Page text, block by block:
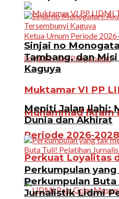
Muktamar VI PP
Muhammad Ikram
Periode 2026-
Perkuat Loyalitas
Sinjai no
Tambang, dan
Kaguya
Meniti Jalan Ilahi:
Dunia dan Akhirat
Perkumpulan
Perkumpulan
Jurnalistik Lidmi